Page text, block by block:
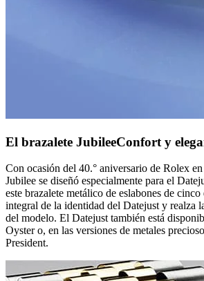
El brazalete JubileeConfort y
Con ocasión del 40.° aniversario de Rolex
Jubilee se diseñó especialmente para el
este brazalete metálico de eslabones de
integral de la identidad del Datejust y realza
del modelo. El Datejust también está
Oyster o, en las versiones de metales
President.